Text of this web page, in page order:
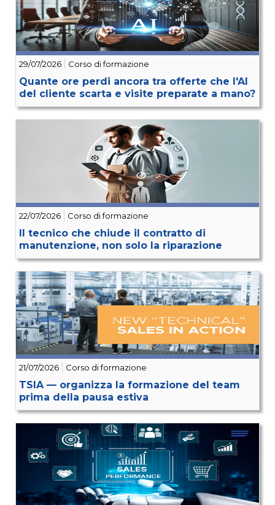
29/07/2026 Corso di formazione
Quante ore perdi ancora tra offerte che l'AI
del cliente scarta e visite preparate a mano?
22/07/2026 Corso di formazione
Il tecnico che chiude il contratto di
manutenzione, non solo la riparazione
21/07/2026 Corso di formazione
TSIA — organizza la formazione del team
prima della pausa estiva